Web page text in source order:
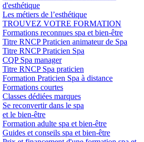
d'esthétique
Les métiers de l’esthétique
TROUVEZ VOTRE FORMATION
Formations reconnues spa et bien-être
Titre RNCP Praticien animateur de Spa
Titre RNCP Praticien Spa
CQP Spa manager
Titre RNCP Spa praticien
Formation Praticien Spa à distance
Formations courtes
Classes dédiées marques
Se reconvertir dans le spa
et le bien-être
Formation adulte spa et bien-être
Guides et conseils spa et bien-être